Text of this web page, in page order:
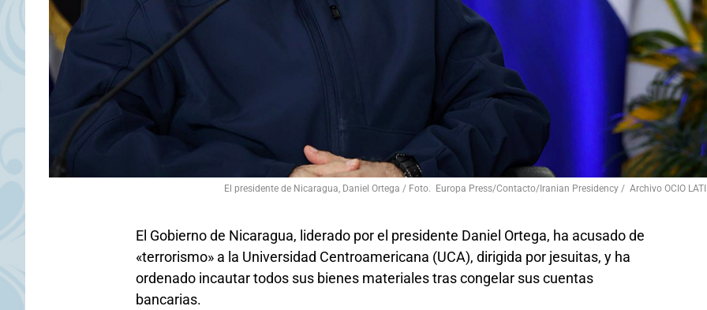
El presidente de Nicaragua, Daniel Ortega / Foto. Europa Press/Contacto/Iranian Presidency / Archivo OCIO
El Gobierno de Nicaragua, liderado por el presidente Daniel Ortega, ha acusado de
«terrorismo» a la Universidad Centroamericana (UCA), dirigida por jesuitas, y ha
ordenado incautar todos sus bienes materiales tras congelar sus cuentas
bancarias.